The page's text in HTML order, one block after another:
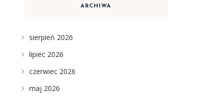
ARCHIWA
sierpień 2026
lipiec 2026
czerwiec 2026
maj 2026